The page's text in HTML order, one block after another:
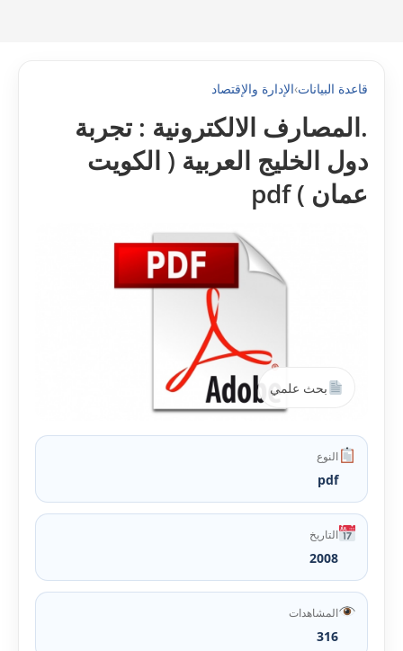
قاعدة البيانات›الإدارة والإقتصاد
.المصارف الالكترونية : تجربة
دول الخليج العربية ( الكويت
عمان ) pdf
بحث علمي
النوع
pdf
التاريخ
2008
المشاهدات
316